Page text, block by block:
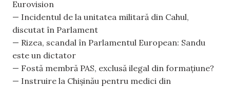
Eurovision
— Incidentul de la unitatea militară din Cahul,
discutat în Parlament
— Rizea, scandal în Parlamentul European: Sandu
este un dictator
— Fostă membră PAS, exclusă ilegal din formațiune?
— Instruire la Chișinău pentru medici din